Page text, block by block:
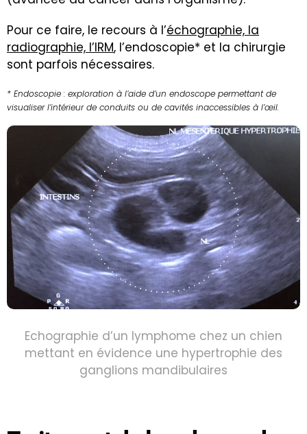
Pour ce faire, le recours à l’échographie, la
radiographie, l’IRM, l’endoscopie* et la chirurgie
sont parfois nécessaires.
* Endoscopie : exploration à l’aide d’un endoscope permettant de
visualiser l’intérieur de conduits ou de cavités inaccessibles à l’œil.
Echographie d’un lymphome chez un chien
mettant en évidence une hypertrophie des
ganglions mandibulaires